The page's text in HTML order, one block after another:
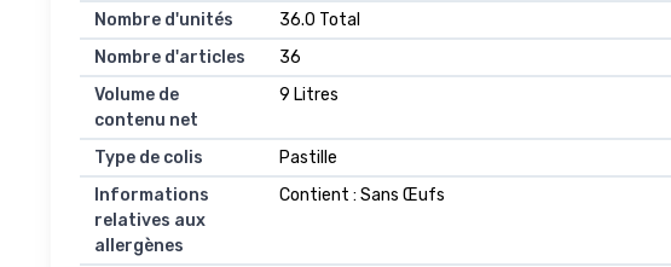
Nombre d'unités
36.0 Total
Nombre d'articles
36
Volume de
contenu net
9 Litres
Type de colis
Pastille
Informations
relatives aux
allergènes
Contient : Sans Œufs